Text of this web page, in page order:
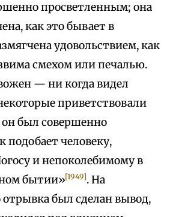
просветленным; она
как это бывает в
удовольствием, как
смехом или печалью.
— ни когда видел
приветствовали
был совершенно
подобает человеку,
и непоколебимому в
бытии»[1949]. На
отрывка был сделан вывод,